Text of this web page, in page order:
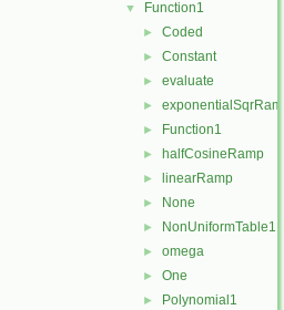
▼ Function1
► Coded
► Constant
► evaluate
► exponentialSqrRamp
► Function1
► halfCosineRamp
► linearRamp
► None
► NonUniformTable1
► omega
► One
► Polynomial1